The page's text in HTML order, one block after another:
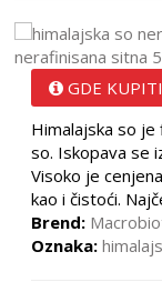
GDE
Himalajska so
so. Iskopava se
Visoko je
kao i čistoći.
Brend:
Oznaka: